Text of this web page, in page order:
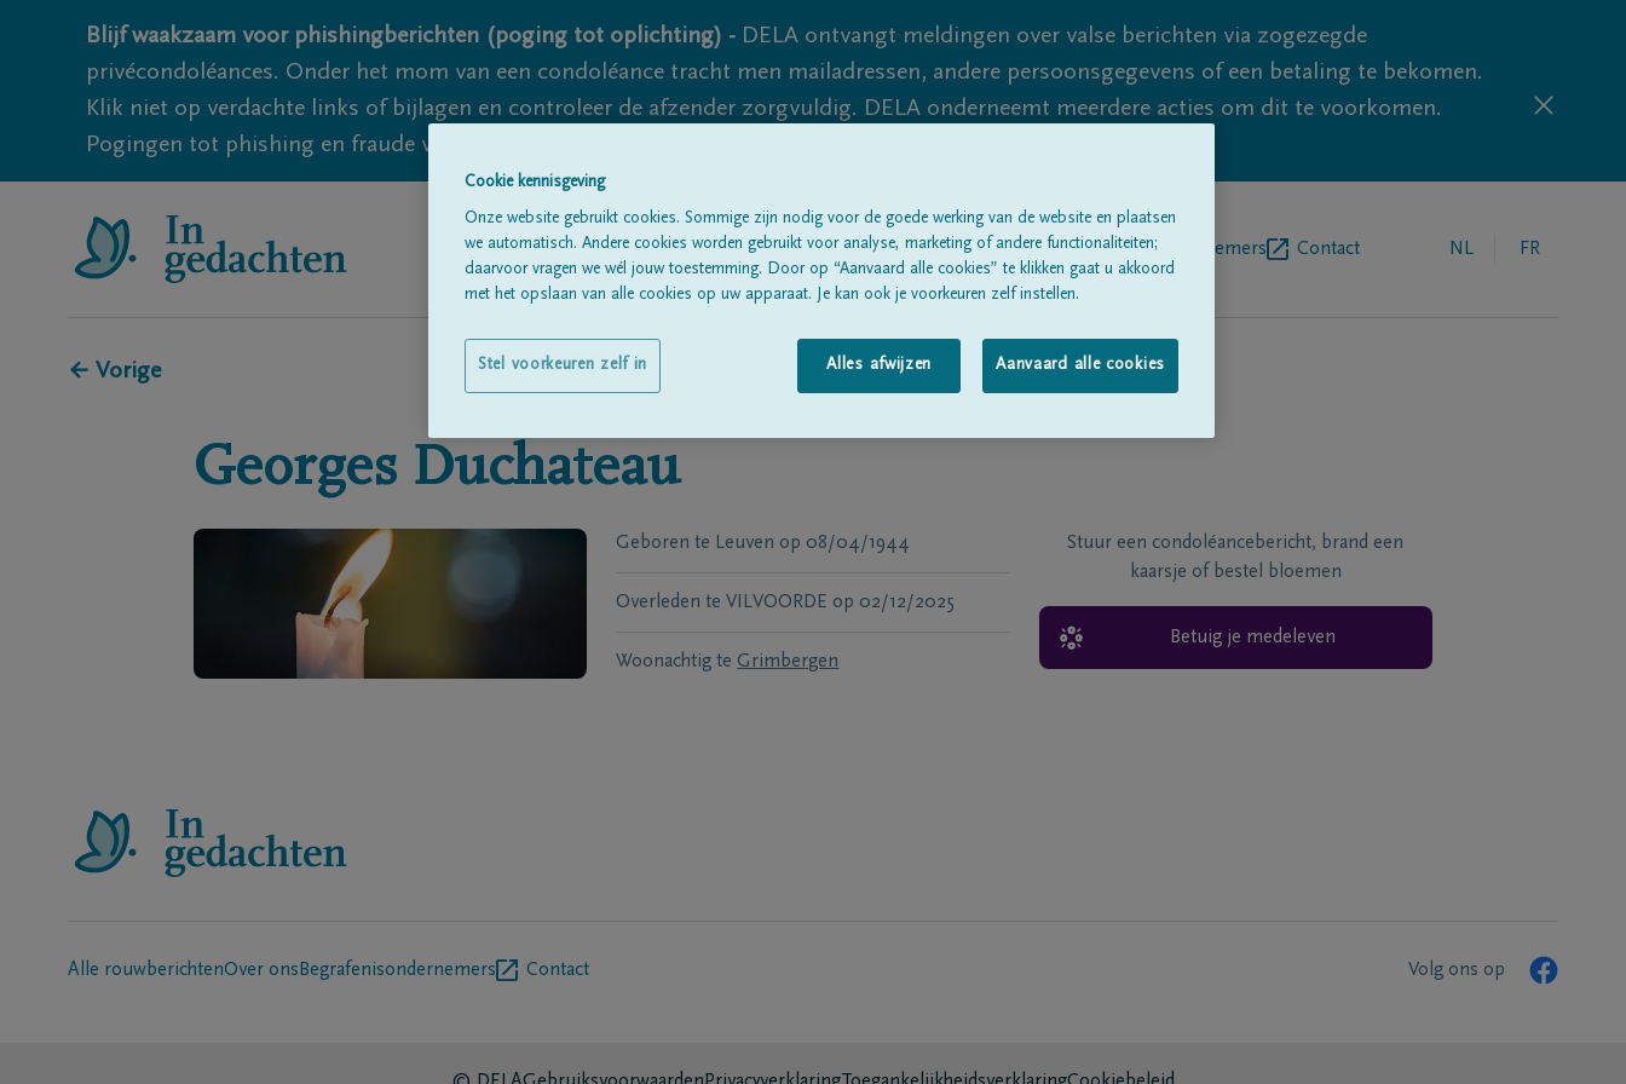
Blijf waakzaam voor phishingberichten (poging tot oplichting) - DELA ontvangt meldingen over valse berichten via zogezegde
privécondoléances. Onder het mom van een condoléance tracht men mailadressen, andere persoonsgegevens of een betaling te bekomen.
Klik niet op verdachte links of bijlagen en controleer de afzender zorgvuldig. DELA onderneemt meerdere acties om dit te voorkomen.
Pogingen tot phishing en fraude vallen echter nooit volledig uit te sluiten, dus blijf waakzaam.
Alle rouwberichten Over onsBegrafenisondernemers Contact NL FR
← Vorige
Georges Duchateau
Geboren te Leuven op 08/04/1944
Overleden te VILVOORDE op 02/12/2025
Woonachtig te Grimbergen
Stuur een condoléancebericht, brand een
kaarsje of bestel bloemen
Betuig je medeleven
Alle rouwberichtenOver ons Begrafenisondernemers Contact Volg ons op
Cookie kennisgeving
Onze website gebruikt cookies. Sommige zijn nodig voor de goede werking van de website en plaatsen
we automatisch. Andere cookies worden gebruikt voor analyse, marketing of andere functionaliteiten;
daarvoor vragen we wél jouw toestemming. Door op “Aanvaard alle cookies” te klikken gaat u akkoord
met het opslaan van alle cookies op uw apparaat. Je kan ook je voorkeuren zelf instellen.
Alles afwijzen Aanvaard alle cookies
Stel voorkeuren zelf in